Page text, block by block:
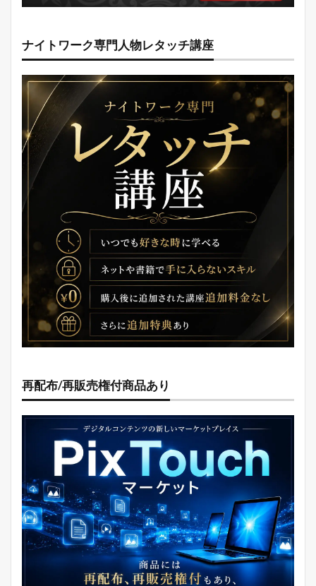
ナイトワーク専門人物レタッチ講座
再配布/再販売権付商品あり